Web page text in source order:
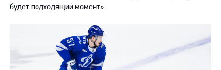
будет подходящий момент»